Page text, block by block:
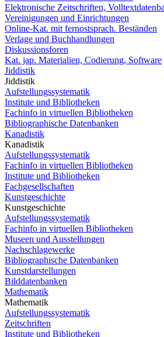
Elektronische Zeitschriften,
Vereinigungen und Einrichtungen
Online-Kat. mit fernostsprach. Beständen
Verlage und Buchhandlungen
Diskussionsforen
Kat. jap. Materialien, Codierung, Software
Jiddistik
Jiddistik
Aufstellungssystematik
Institute und Bibliotheken
Fachinfo in virtuellen Bibliotheken
Bibliographische Datenbanken
Kanadistik
Kanadistik
Aufstellungssystematik
Fachinfo in virtuellen Bibliotheken
Institute und Bibliotheken
Fachgesellschaften
Kunstgeschichte
Kunstgeschichte
Aufstellungssystematik
Fachinfo in virtuellen Bibliotheken
Museen und Ausstellungen
Nachschlagewerke
Bibliographische Datenbanken
Kunstdarstellungen
Bilddatenbanken
Mathematik
Mathematik
Aufstellungssystematik
Zeitschriften
Institute und Bibliotheken